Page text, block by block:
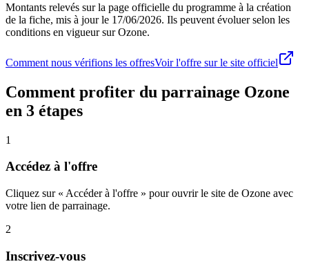
Montants relevés sur la page officielle du programme à la création
de la fiche, mis à jour le 17/06/2026. Ils peuvent évoluer selon les
conditions en vigueur surOzone.
Comment nous vérifions les offresVoir l'offre sur le site officiel
Comment profiter du parrainage Ozone
en 3 étapes
1
Accédez à l'offre
Cliquez sur « Accéder à l'offre » pour ouvrir le site de Ozone avec
votre lien de parrainage.
2
Inscrivez-vous